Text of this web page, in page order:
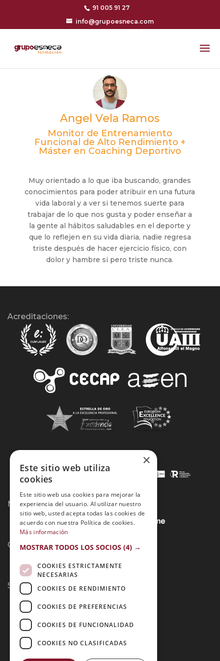
91 005 91 27
info@grupoesneca.com
Angel Vela Ramos
Monitor de Entrenamiento
Funcional de Alto Rendimiento +
Máster en Coaching Deportivo
Muy orientado a lo que iba buscando, grandes
conocimientos para poder atribuir en una futura
vida laboral y a ver si tenemos suerte para
trabajar de lo que nos gusta y poder enseñar a
la gente al hábitos saludables en el deporte y
que lo reflejen en su vida diaria, nadie regresa
triste después de hacer ejercicio físico, con
dolor y hambre si pero triste nunca.
Acreditaciones:
Métodos de Pago:
Contacto:
Síguenos:
×
Este sitio web utiliza
cookies
Este sitio web usa cookies para mejorar la
experiencia del usuario. Al utilizar nuestro
sitio web, usted acepta todas las cookies de
acuerdo con nuestra Política de cookies.
Más información
MOSTRAR TODOS LOS SOCIOS (4) →
COOKIES ESTRICTAMENTE
NECESARIAS
COOKIES DE RENDIMIENTO
COOKIES DE PREFERENCIAS
COOKIES DE FUNCIONALIDAD
COOKIES NO CLASIFICADAS